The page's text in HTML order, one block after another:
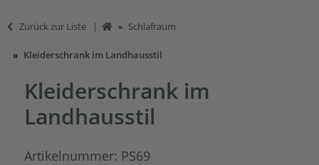
Zurück zur Liste Schlafraum
Kleiderschrank im Landhausstil
Kleiderschrank im
Landhausstil
Artikelnummer: PS69